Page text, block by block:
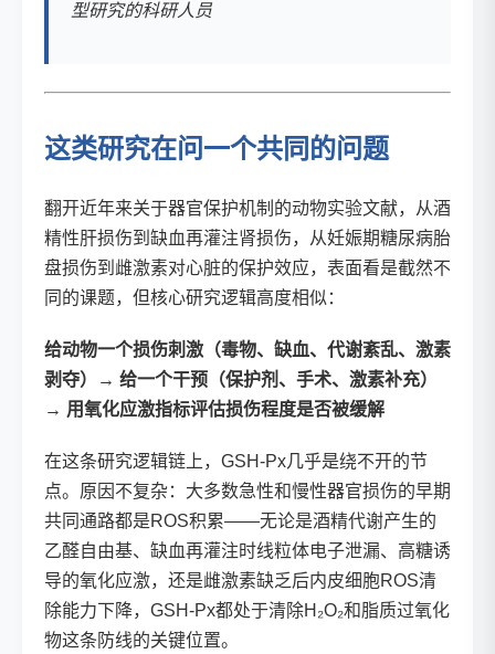
型研究的科研人员
这类研究在问一个共同的问题
翻开近年来关于器官保护机制的动物实验文献，从酒
精性肝损伤到缺血再灌注肾损伤，从妊娠期糖尿病胎
盘损伤到雌激素对心脏的保护效应，表面看是截然不
同的课题，但核心研究逻辑高度相似：
给动物一个损伤刺激（毒物、缺血、代谢紊乱、激素
剥夺）→ 给一个干预（保护剂、手术、激素补充）
→ 用氧化应激指标评估损伤程度是否被缓解
在这条研究逻辑链上，GSH-Px几乎是绕不开的节
点。原因不复杂：大多数急性和慢性器官损伤的早期
共同通路都是ROS积累——无论是酒精代谢产生的
乙醛自由基、缺血再灌注时线粒体电子泄漏、高糖诱
导的氧化应激，还是雌激素缺乏后内皮细胞ROS清
除能力下降，GSH-Px都处于清除H₂O₂和脂质过氧化
物这条防线的关键位置。